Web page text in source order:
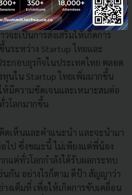
รในการจัดตั้ง Regulatory
นวัตกรรมดิจิทัลรายอุตสาหกรรม
จะเป็นการส่งเสริมให้เกิดการ
ระหว่าง Startup ไทยและ
ะกอบธุรกิจในประเทศไทย ตลอด
ทุนใน Startup ไทยเพิ่มมากขึ้น
มีความชัดเจนและเหมาะสมต่อ
วโลกมากขึ้น
เห็นและคำแนะนำ และจะนำมา
ไป ซึ่งขณะนี้ ไม่เพียงแต่พี่น้อง
แต่ทั่วโลกกำลังได้รับผลกระทบ
นกัน อย่างไรก็ตาม ดีป้า สัญญาว่า
งเต็มที่ เพื่อให้เกิดการขับเคลื่อน